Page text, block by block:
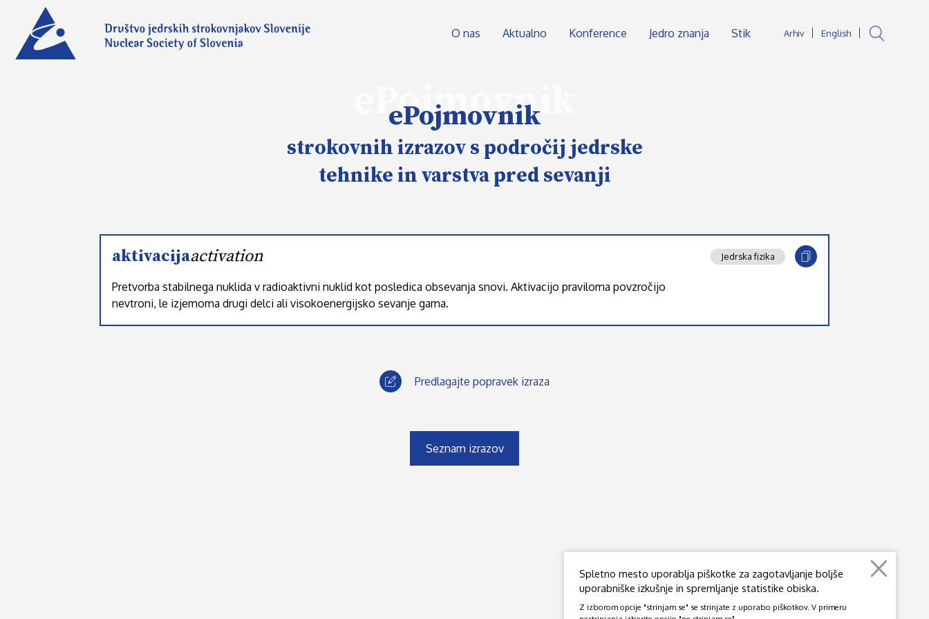
Arhiv English
O nas Aktualno Konference Jedro znanja Stik
ePojmovnik
ePojmovnik
strokovnih izrazov s področij jedrske
tehnike in varstva pred sevanji
aktivacijaactivation Jedrska fizika
Pretvorba stabilnega nuklida v radioaktivni nuklid kot posledica obsevanja snovi. Aktivacijo praviloma povzročijo
nevtroni, le izjemoma drugi delci ali visokoenergijsko sevanje gama.
Predlagajte popravek izraza
Seznam izrazov
Spletno mesto uporablja piškotke za zagotavljanje boljše
uporabniške izkušnje in spremljanje statistike obiska.
Z izborom opcije "strinjam se" se strinjate z uporabo piškotkov. V primeru